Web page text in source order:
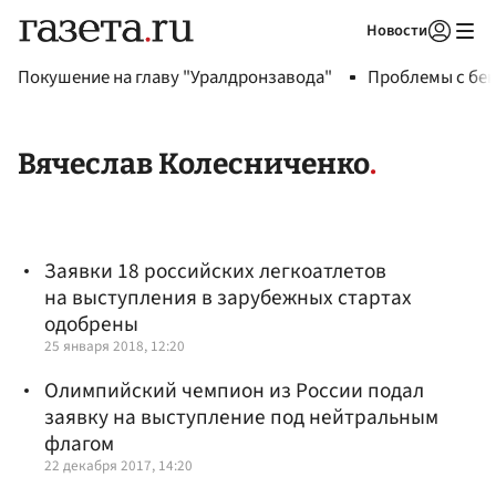
Новости
Покушение на главу "Уралдронзавода" Проблемы с
Вячеслав Колесниченко
Заявки 18 российских легкоатлетов
на выступления в зарубежных стартах
одобрены
25 января 2018, 12:20
Олимпийский чемпион из России подал
заявку на выступление под нейтральным
флагом
22 декабря 2017, 14:20